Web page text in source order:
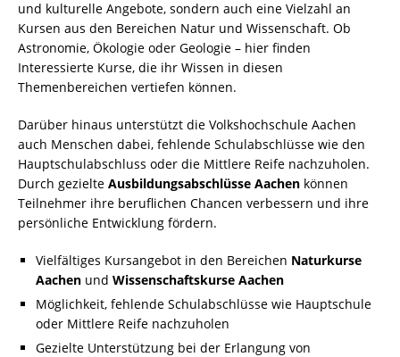
und kulturelle Angebote, sondern auch eine Vielzahl an
Kursen aus den Bereichen Natur und Wissenschaft. Ob
Astronomie, Ökologie oder Geologie – hier finden
Interessierte Kurse, die ihr Wissen in diesen
Themenbereichen vertiefen können.
Darüber hinaus unterstützt die Volkshochschule Aachen
auch Menschen dabei, fehlende Schulabschlüsse wie den
Hauptschulabschluss oder die Mittlere Reife nachzuholen.
Durch gezielte Ausbildungsabschlüsse Aachen können
Teilnehmer ihre beruflichen Chancen verbessern und ihre
persönliche Entwicklung fördern.
Vielfältiges Kursangebot in den Bereichen Naturkurse
Aachen und Wissenschaftskurse Aachen
Möglichkeit, fehlende Schulabschlüsse wie Hauptschule
oder Mittlere Reife nachzuholen
Gezielte Unterstützung bei der Erlangung von